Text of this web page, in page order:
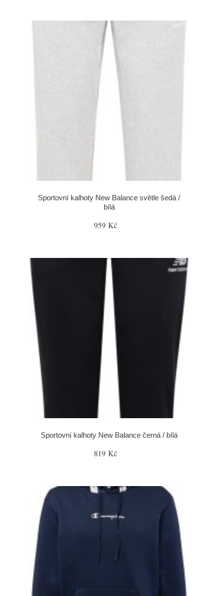
Sportovní kalhoty New Balance světle šedá /
bílá
959 Kč
Sportovní kalhoty New Balance černá / bílá
819 Kč